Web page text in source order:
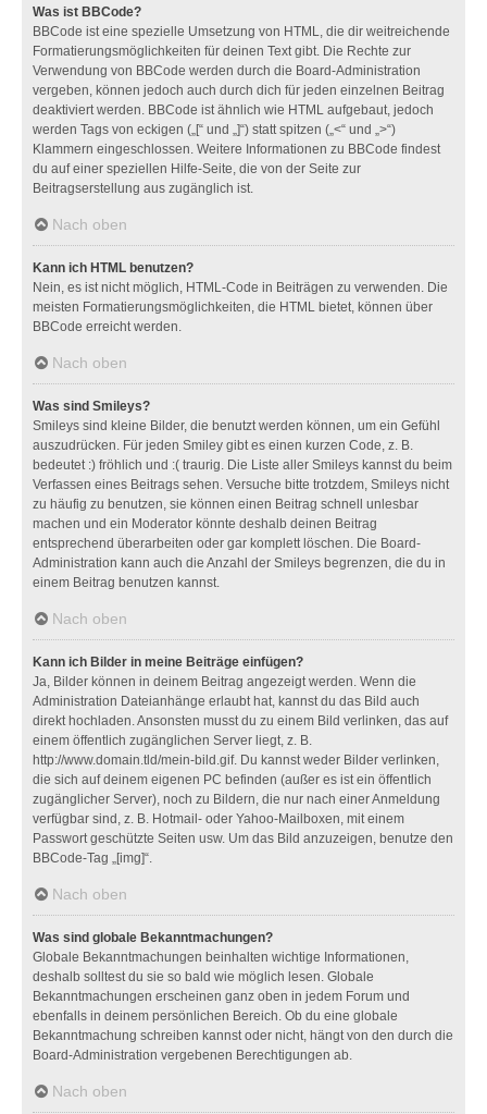
Was ist BBCode?
BBCode ist eine spezielle Umsetzung von HTML, die dir weitreichende
Formatierungsmöglichkeiten für deinen Text gibt. Die Rechte zur
Verwendung von BBCode werden durch die Board-Administration
vergeben, können jedoch auch durch dich für jeden einzelnen Beitrag
deaktiviert werden. BBCode ist ähnlich wie HTML aufgebaut, jedoch
werden Tags von eckigen („[“ und „]“) statt spitzen („<“ und „>“)
Klammern eingeschlossen. Weitere Informationen zu BBCode findest
du auf einer speziellen Hilfe-Seite, die von der Seite zur
Beitragserstellung aus zugänglich ist.
Nach oben
Kann ich HTML benutzen?
Nein, es ist nicht möglich, HTML-Code in Beiträgen zu verwenden. Die
meisten Formatierungsmöglichkeiten, die HTML bietet, können über
BBCode erreicht werden.
Nach oben
Was sind Smileys?
Smileys sind kleine Bilder, die benutzt werden können, um ein Gefühl
auszudrücken. Für jeden Smiley gibt es einen kurzen Code, z. B.
bedeutet :) fröhlich und :( traurig. Die Liste aller Smileys kannst du beim
Verfassen eines Beitrags sehen. Versuche bitte trotzdem, Smileys nicht
zu häufig zu benutzen, sie können einen Beitrag schnell unlesbar
machen und ein Moderator könnte deshalb deinen Beitrag
entsprechend überarbeiten oder gar komplett löschen. Die Board-
Administration kann auch die Anzahl der Smileys begrenzen, die du in
einem Beitrag benutzen kannst.
Nach oben
Kann ich Bilder in meine Beiträge einfügen?
Ja, Bilder können in deinem Beitrag angezeigt werden. Wenn die
Administration Dateianhänge erlaubt hat, kannst du das Bild auch
direkt hochladen. Ansonsten musst du zu einem Bild verlinken, das auf
einem öffentlich zugänglichen Server liegt, z. B.
http://www.domain.tld/mein-bild.gif. Du kannst weder Bilder verlinken,
die sich auf deinem eigenen PC befinden (außer es ist ein öffentlich
zugänglicher Server), noch zu Bildern, die nur nach einer Anmeldung
verfügbar sind, z. B. Hotmail- oder Yahoo-Mailboxen, mit einem
Passwort geschützte Seiten usw. Um das Bild anzuzeigen, benutze den
BBCode-Tag „[img]“.
Nach oben
Was sind globale Bekanntmachungen?
Globale Bekanntmachungen beinhalten wichtige Informationen,
deshalb solltest du sie so bald wie möglich lesen. Globale
Bekanntmachungen erscheinen ganz oben in jedem Forum und
ebenfalls in deinem persönlichen Bereich. Ob du eine globale
Bekanntmachung schreiben kannst oder nicht, hängt von den durch die
Board-Administration vergebenen Berechtigungen ab.
Nach oben